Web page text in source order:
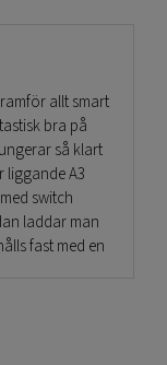
allt smart
bra på
så klart
liggande A3
switch
laddar man
fast med en